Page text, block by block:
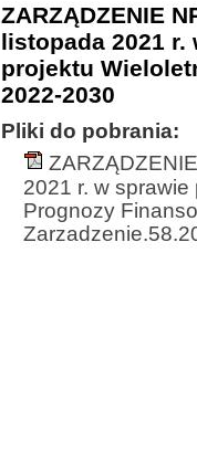
ZARZĄDZENIE
listopada 2021 r.
projektu
2022-2030
Pliki do pobrania:
2021 r. w
Prognozy